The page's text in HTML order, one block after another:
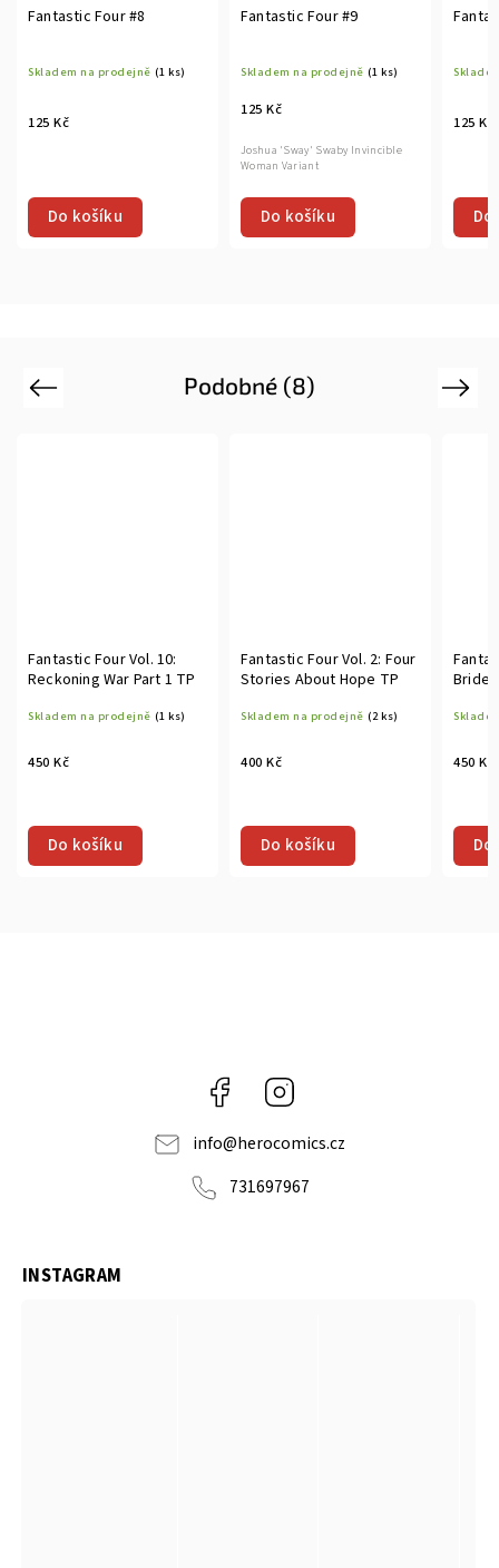
Fantastic Four #8
Skladem na prodejně (1 ks)
125 Kč
Do košíku
Fantastic Four #9
Skladem na prodejně (1 ks)
125 Kč
Do košíku
Joshua 'Sway' Swaby Invincible
Woman Variant
125 Kč
Podobné (8)
Previous
Fantastic Four Vol. 10:
Reckoning War Part 1 TP
Skladem na prodejně (1 ks)
450 Kč
Do košíku
Fantastic Four Vol. 2: Four
Stories About Hope TP
Skladem na prodejně (2 ks)
400 Kč
Do košíku
Bride
450 Kč
Next
Facebook
info@herocomics.cz
731697967
INSTAGRAM